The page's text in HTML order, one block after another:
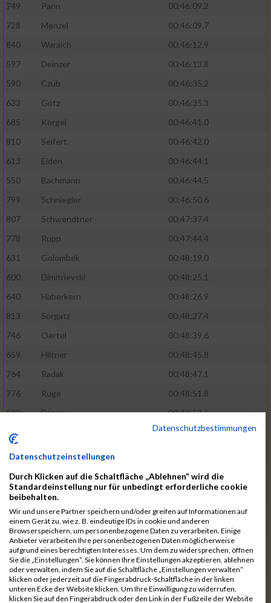
749
Pann
00:46:09.2
728
Menzel
00:46:09.7
840
Waraich
00:46:12.9
597
Deinzer
00:46:13.8
590
Czub
00:46:35.2
633
Götz
00:46:35.3
685
Korgel
00:46:41.0
810
Seifert
00:46:42.0
613
Eiden
00:46:44.1
550
Bachmann
00:46:44.5
799
Schniegler
00:46:50.6
807
Schwendtner
00:47:37.4
778
Rupp
00:47:44.4
631
Golombek
00:48:19.0
600
Dimitrievski
00:48:25.1
640
Haberkern
00:48:26.9
813
Sorgatz
00:48:27.4
746
Oertel
00:48:39.6
659
Hiltner
00:48:45.8
764
Radak
00:48:47.1
776
Ruge
00:48:51.8
593
Dänzer
00:48:53.5
772
00:48:57.2
802
Schrödel
00:49:41.7
808
Seeberger
00:49:56.1
760
Polster
00:49:56.6
647
Heidt
00:49:57.3
742
Niculaica
00:50:04.8
620
Feuchtenberger
00:50:08.3
703
Lipsz
00:50:08.8
Datenschutzbestimmungen
Datenschutzeinstellungen
Durch Klicken auf die Schaltfläche „Ablehnen“ wird die
Standardeinstellung nur für unbedingt erforderliche cookie
beibehalten.
Wir und unsere Partner speichern und/oder greifen auf Informationen auf
einem Gerät zu, wie z. B. eindeutige IDs in cookie und anderen
Browserspeichern, um personenbezogene Daten zu verarbeiten. Einige
Anbieter verarbeiten Ihre personenbezogenen Daten möglicherweise
aufgrund eines berechtigten Interesses. Um dem zu widersprechen, öffnen
Sie die „Einstellungen“. Sie können Ihre Einstellungen akzeptieren, ablehnen
oder verwalten, indem Sie auf die Schaltfläche „Einstellungen verwalten“
klicken oder jederzeit auf die Fingerabdruck-Schaltfläche in der linken
unteren Ecke der Website klicken. Um Ihre Einwilligung zu widerrufen,
klicken Sie auf den Fingerabdruck oder den Link in der Fußzeile der Website